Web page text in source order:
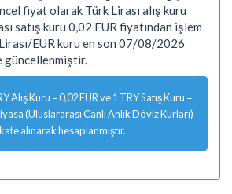
fiyat olarak Türk Lirası alış kuru
satış kuru 0,02 EUR fiyatından işlem
EUR kuru en son 07/08/2026
Alış Kuru = 0,02 EUR ve 1 TRY Satış Kuru =
(Uluslararası Canlı Anlık Döviz Kurları)
alınarak hesaplanmıştır.